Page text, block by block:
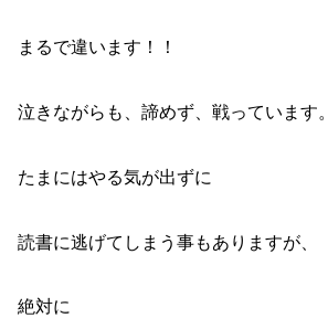
まるで違います！！
泣きながらも、諦めず、戦っています。
たまにはやる気が出ずに
読書に逃げてしまう事もありますが、
絶対に